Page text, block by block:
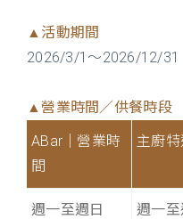
▲活動期間
2026/3/1～2026/12/31
▲營業時間／供餐時段
ABar｜營業時
間
主廚
週一至週日
週一